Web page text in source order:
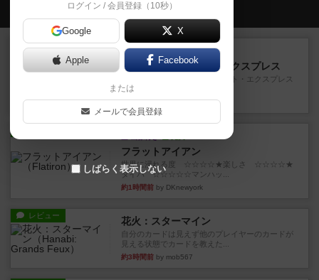
会員の新しい投稿
ルール/インスト
トランスオリエント・エクスプレス
乗客の皆様、トランスオリエント・エクスプレス
にご乗車ありがとうございま...
3分前by jurong
フラットアイアン
世界に浸れる度 ☆☆☆☆★楽しさ ☆☆☆☆★
タイパ ☆☆☆☆☆マンハッ...
約1時間前 by DKnewyork
レビュー 花火：スターマイン
自分のカードは見えず他のプレイヤーのカードが
見える状態でカードを教えた...
約3時間前 by mob567
ログイン / 会員登録（10秒）
Google X
Apple Facebook
または
メールで会員登録
しばらく表示しない